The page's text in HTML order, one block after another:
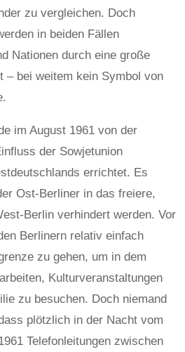
zu vergleichen. Doch
in beiden Fällen
Nationen durch eine große
– bei weitem kein Symbol von
im August 1961 von der
der Sowjetunion
errichtet. Es
Ost-Berliner in das freiere,
Berlin verhindert werden. Vor
Berlinern relativ einfach
zu gehen, um in dem
Kulturveranstaltungen
zu besuchen. Doch niemand
plötzlich in der Nacht vom
Telefonleitungen zwischen